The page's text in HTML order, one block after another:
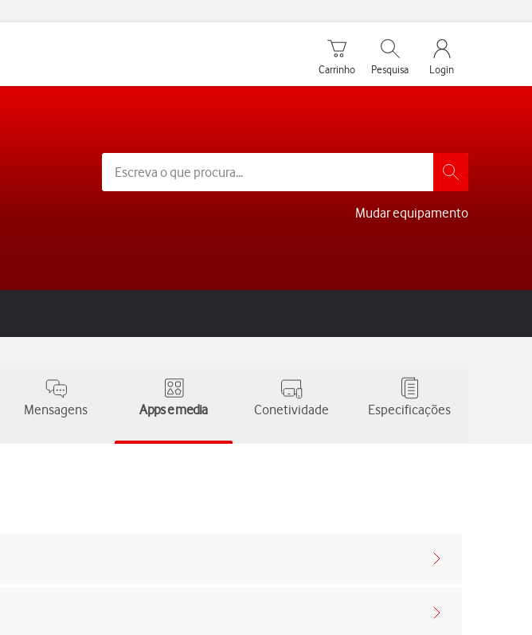
Carrinho de compras
Carrinho
Pesquisar
Pesquisa
My Vodafone
Login
Mudar equipamento
Mensagens Apps e media Conetividade Especificações